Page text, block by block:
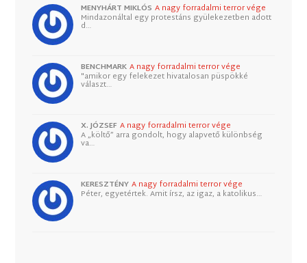
MENYHÁRT MIKLÓS A nagy forradalmi terror vége
Mindazonáltal egy protestáns gyülekezetben adott
d…
BENCHMARK A nagy forradalmi terror vége
"amikor egy felekezet hivatalosan püspökké
választ…
X. JÓZSEF A nagy forradalmi terror vége
A „költő” arra gondolt, hogy alapvető különbség
va…
KERESZTÉNY A nagy forradalmi terror vége
Péter, egyetértek. Amit írsz, az igaz, a katolikus…